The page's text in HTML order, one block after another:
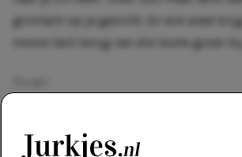
glimlach op je gezicht. En wie weet krijg
mooie lach terug van die leuke gozer